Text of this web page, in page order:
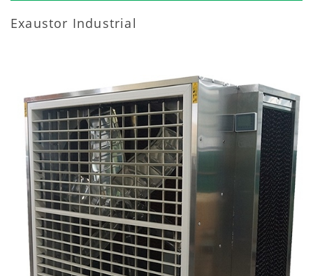
Exaustor Industrial